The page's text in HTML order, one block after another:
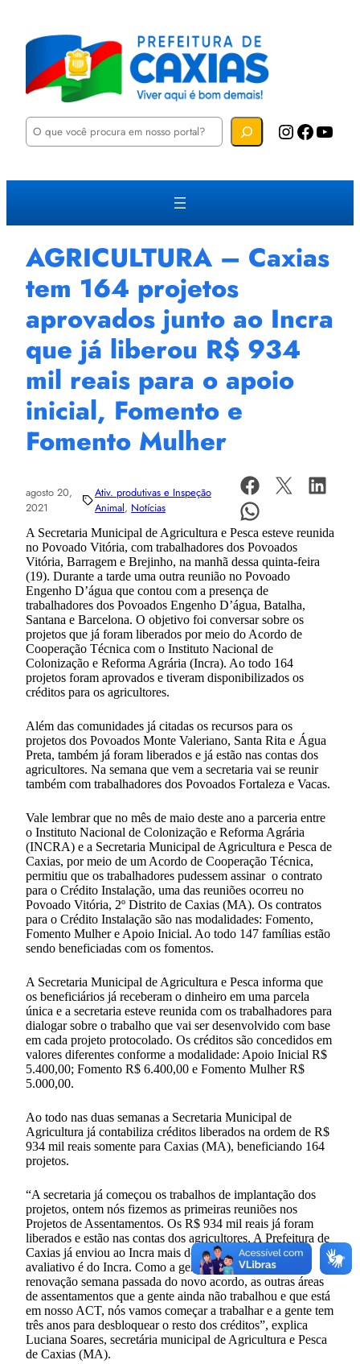
P
u
a
Instagram Facebook YouTube
AGRICULTURA – Caxias
tem 164 projetos
aprovados junto ao Incra
que já liberou R$ 934
mil reais para o apoio
inicial, Fomento e
Fomento Mulher
agosto 20,
2021
Ativ. produtivas e Inspeção
Animal, Notícias
A Secretaria Municipal de Agricultura e Pesca esteve reunida
no Povoado Vitória, com trabalhadores dos Povoados
Vitória, Barragem e Brejinho, na manhã dessa quinta-feira
(19). Durante a tarde uma outra reunião no Povoado
Engenho D’água que contou com a presença de
trabalhadores dos Povoados Engenho D’água, Batalha,
Santana e Barcelona. O objetivo foi conversar sobre os
projetos que já foram liberados por meio do Acordo de
Cooperação Técnica com o Instituto Nacional de
Colonização e Reforma Agrária (Incra). Ao todo 164
projetos foram aprovados e tiveram disponibilizados os
créditos para os agricultores.
Além das comunidades já citadas os recursos para os
projetos dos Povoados Monte Valeriano, Santa Rita e Água
Preta, também já foram liberados e já estão nas contas dos
agricultores. Na semana que vem a secretaria vai se reunir
também com trabalhadores dos Povoados Fortaleza e Vacas.
Vale lembrar que no mês de maio deste ano a parceria entre
o Instituto Nacional de Colonização e Reforma Agrária
(INCRA) e a Secretaria Municipal de Agricultura e Pesca de
Caxias, por meio de um Acordo de Cooperação Técnica,
permitiu que os trabalhadores pudessem assinar o contrato
para o Crédito Instalação, uma das reuniões ocorreu no
Povoado Vitória, 2º Distrito de Caxias (MA). Os contratos
para o Crédito Instalação são nas modalidades: Fomento,
Fomento Mulher e Apoio Inicial. Ao todo 147 famílias estão
sendo beneficiadas com os fomentos.
A Secretaria Municipal de Agricultura e Pesca informa que
os beneficiários já receberam o dinheiro em uma parcela
única e a secretaria esteve reunida com os trabalhadores para
dialogar sobre o trabalho que vai ser desenvolvido com base
em cada projeto protocolado. Os créditos são concedidos em
valores diferentes conforme a modalidade: Apoio Inicial R$
5.400,00; Fomento R$ 6.400,00 e Fomento Mulher R$
5.000,00.
Ao todo nas duas semanas a Secretaria Municipal de
Agricultura já contabiliza créditos liberados na ordem de R$
934 mil reais somente para Caxias (MA), beneficiando 164
projetos.
“A secretaria já começou os trabalhos de implantação dos
projetos, ontem nós fizemos as primeiras reuniões nos
Projetos de Assentamentos. Os R$ 934 mil reais já foram
liberados e estão nas contas dos agricultores. A Prefeitura de
Caxias já enviou ao Incra mais de 500 projetos o critério
avaliativo é do Incra. Como a gente deu entrada na
renovação semana passada do novo acordo, as outras áreas
de assentamentos que a gente ainda não trabalhou e que está
em nosso ACT, nós vamos começar a trabalhar e a gente tem
três anos para desbloquear o resto dos créditos”, explica
Luciana Soares, secretária municipal de Agricultura e Pesca
de Caxias (MA).